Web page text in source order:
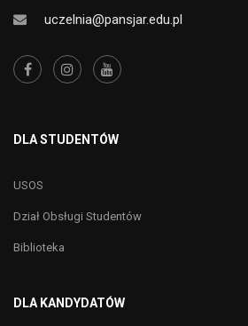
uczelnia@pansjar.edu.pl
DLA STUDENTÓW
USOS
Dział Obsługi Studentów
Biblioteka
DLA KANDYDATÓW